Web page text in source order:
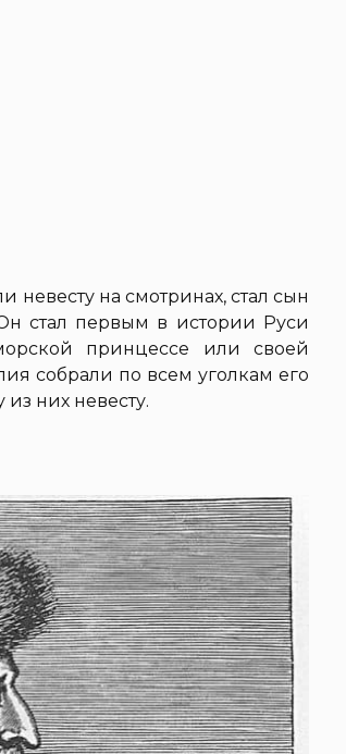
на смотринах, стал сын
стал первым в истории Руси
принцессе или своей
собрали по всем уголкам его
них невесту.